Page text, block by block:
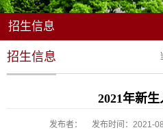
招生信息
招生信息
2021年新生
发布者： 发布时间：2021-